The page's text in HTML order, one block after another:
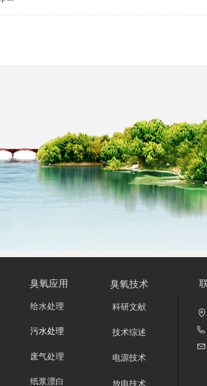
给水处理
污水处理
废气处理
纸浆漂白
臭氧应用
科研文献
技术综述
电源技术
放电技术
臭氧技术